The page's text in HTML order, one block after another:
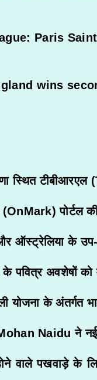
Paris
wins
स्थित टीबीआरएल
पोर्टल
ऑस्ट्रेलिया के उप-
पवित्र अवशेषों को
योजना के अंतर्गत
Naidu ने
पखवाड़े के